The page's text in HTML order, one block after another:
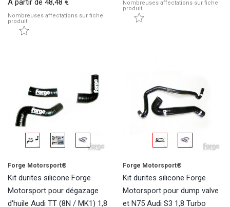
A partir de 48,48 €
Nombreuses affectations sur fiche
produit
Nombreuses affectations sur fiche
produit
Forge Motorsport®
Kit durites silicone Forge
Motorsport pour dégazage
d'huile Audi TT (8N / MK1) 1,8
Forge Motorsport®
Kit durites silicone Forge
Motorsport pour dump valve
et N75 Audi S3 1,8 Turbo